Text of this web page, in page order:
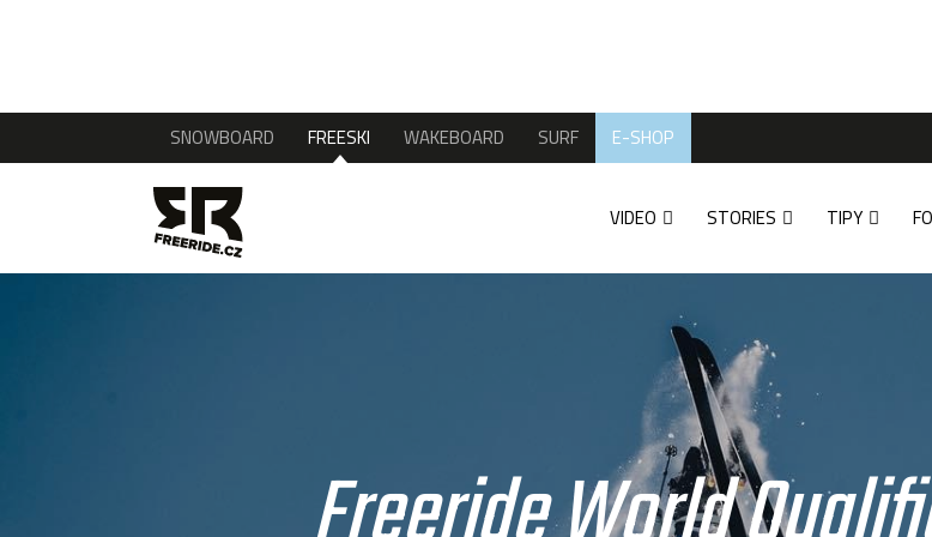
SNOWBOARD FREESKI WAKEBOARD SURF E-SHOP
VIDEO STORIES TIPY